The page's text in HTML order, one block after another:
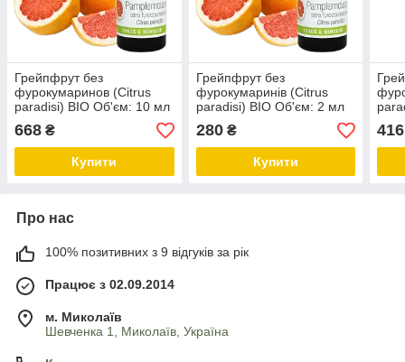
Грейпфрут без
фурокумаринов (Citrus
paradisi) BIO Об'єм: 10 мл
668 ₴
Купити
Грейпфрут без
фурокумаринів (Citrus
paradisi) BIO Об'єм: 2 мл
280₴
Купити
416
Про нас
100% позитивних з 9 відгуків за рік
Працює з 02.09.2014
м. Миколаїв
Шевченка 1, Миколаїв, Україна